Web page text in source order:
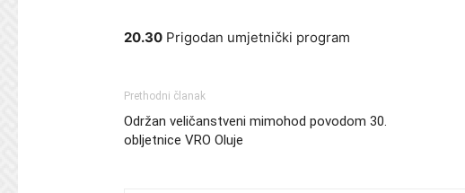
20.30 Prigodan umjetnički program
Prethodni članak
Održan veličanstveni mimohod povodom 30.
obljetnice VRO Oluje